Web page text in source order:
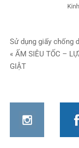
Điều
hướng
viết
Sử dụng giấy chống
« ẤM SIÊU TỐC –
GIẬT